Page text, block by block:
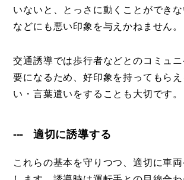
いないと、とっさに動くことができ
などにも悪い印象を与えかねません。
交通誘導では歩行者などとのコミュ
要になるため、好印象を持ってもら
い・言葉遣いをすることも大切です。
適切に誘導する
これらの基本を守りつつ、適切に車